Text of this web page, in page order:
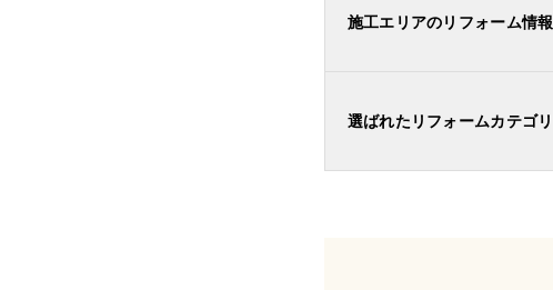
施工エリアのリフォーム情報
選ばれたリフォームカテゴリ